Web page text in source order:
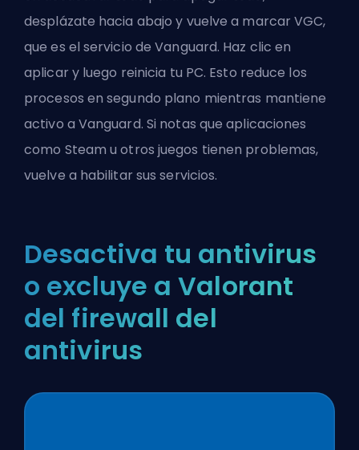
desplázate hacia abajo y vuelve a marcar VGC,
que es el servicio de Vanguard. Haz clic en
aplicar y luego reinicia tu PC. Esto reduce los
procesos en segundo plano mientras mantiene
activo a Vanguard. Si notas que aplicaciones
como Steam u otros juegos tienen problemas,
vuelve a habilitar sus servicios.
Desactiva tu antivirus
o excluye a Valorant
del firewall del
antivirus